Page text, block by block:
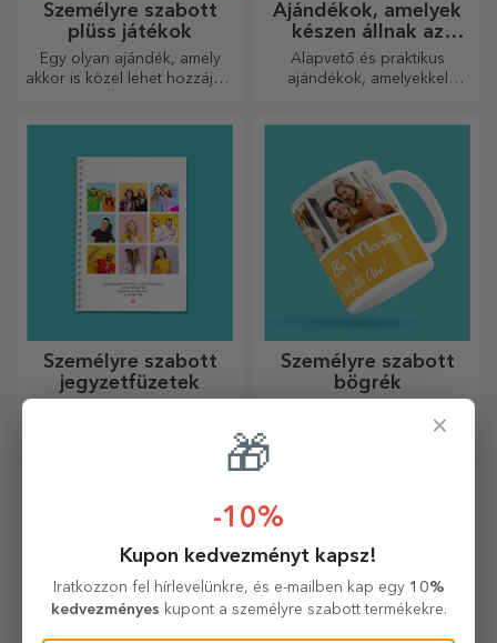
Személyre szabott
plüss játékok
Egy olyan ajándék, amely
akkor is közel lehet hozzájuk,
pontosan alkalmasak
ölelgetésre!
Ajándékok, amelyek
készen állnak az
átadásra
Alapvető és praktikus
ajándékok, amelyekkel
szállítással, bármilyen
alkalomra!
Személyre szabott
jegyzetfüzetek
ideálisak ilyen feladatokhoz.
Személyre szabott
bögrék
személyre szabott bögrékkel.
×
🎁
-10%
Kupon kedvezményt kapsz!
Iratkozzon fel hírlevelünkre, és e-mailben kap egy 10%
kedvezményes kupont a személyre szabott termékekre.